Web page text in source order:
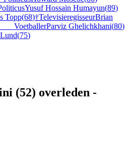
Yusuf Hossain Humayun(89)
Topp(68)†TelevisieregisseurBrian
VoetballerParviz Ghelichkhani(80)
(75)
(52) overleden -